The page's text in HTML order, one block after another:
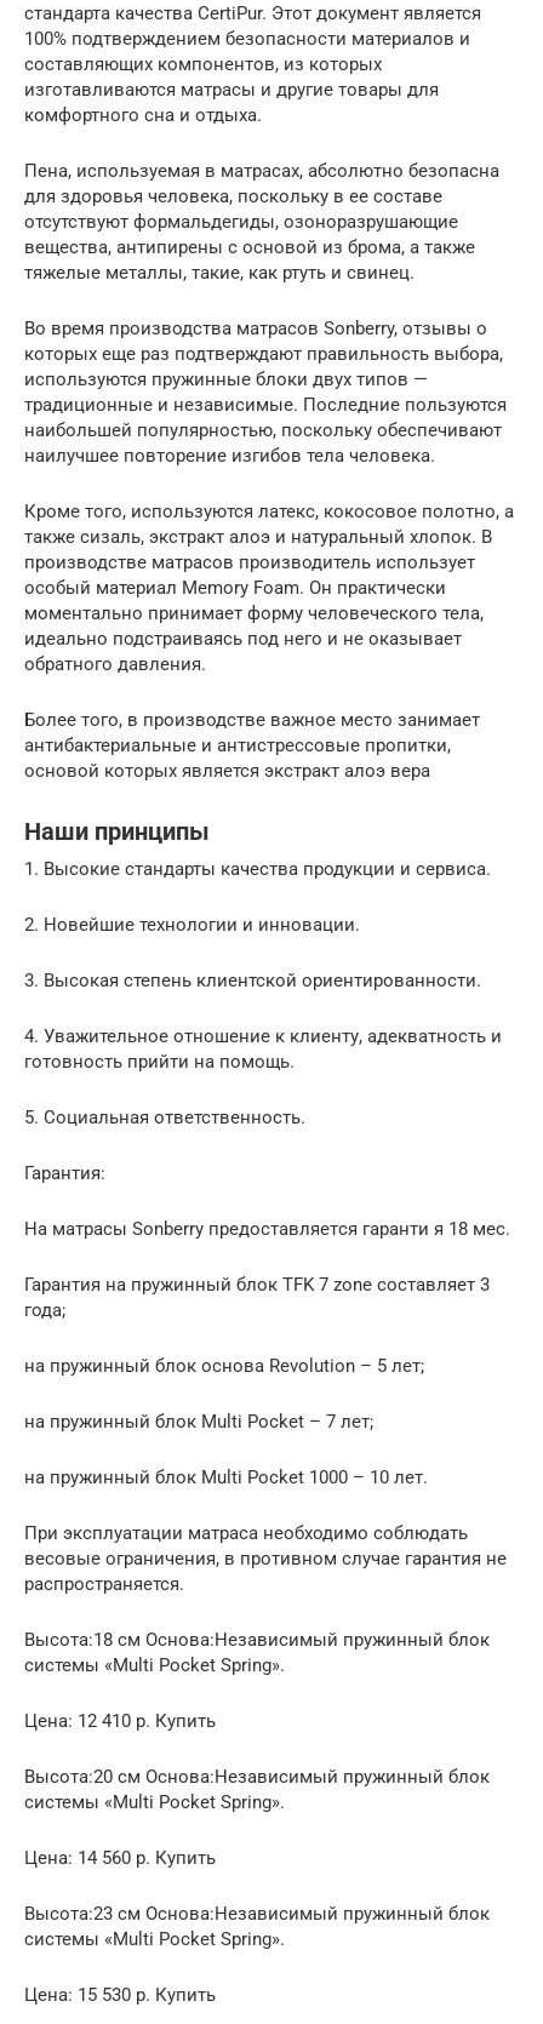
стандарта качества CertiPur. Этот документ является
100% подтверждением безопасности материалов и
составляющих компонентов, из которых
изготавливаются матрасы и другие товары для
комфортного сна и отдыха.
Пена, используемая в матрасах, абсолютно безопасна
для здоровья человека, поскольку в ее составе
отсутствуют формальдегиды, озоноразрушающие
вещества, антипирены с основой из брома, а также
тяжелые металлы, такие, как ртуть и свинец.
Во время производства матрасов Sonberry, отзывы о
которых еще раз подтверждают правильность выбора,
используются пружинные блоки двух типов —
традиционные и независимые. Последние пользуются
наибольшей популярностью, поскольку обеспечивают
наилучшее повторение изгибов тела человека.
Кроме того, используются латекс, кокосовое полотно, а
также сизаль, экстракт алоэ и натуральный хлопок. В
производстве матрасов производитель использует
особый материал Memory Foam. Он практически
моментально принимает форму человеческого тела,
идеально подстраиваясь под него и не оказывает
обратного давления.
Более того, в производстве важное место занимает
антибактериальные и антистрессовые пропитки,
основой которых является экстракт алоэ вера
Наши принципы
1. Высокие стандарты качества продукции и сервиса.
2. Новейшие технологии и инновации.
3. Высокая степень клиентской ориентированности.
4. Уважительное отношение к клиенту, адекватность и
готовность прийти на помощь.
5. Социальная ответственность.
Гарантия:
На матрасы Sonberry предоставляетcя гаранти я 18 мес.
Гарантия на пружинный блок TFK 7 zone составляет 3
года;
на пружинный блок основа Revolution – 5 лет;
на пружинный блок Multi Pocket – 7 лет;
на пружинный блок Multi Pocket 1000 – 10 лет.
При эксплуатации матраса необходимо соблюдать
весовые ограничения, в противном случае гарантия не
распространяется.
Высота:18 см Основа:Независимый пружинный блок
системы «Multi Pocket Spring».
Цена: 12 410 р. Купить
Высота:20 см Основа:Независимый пружинный блок
системы «Multi Pocket Spring».
Цена: 14 560 р. Купить
Высота:23 см Основа:Независимый пружинный блок
системы «Multi Pocket Spring».
Цена: 15 530 р. Купить